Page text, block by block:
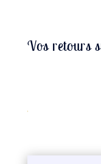
Vos retours